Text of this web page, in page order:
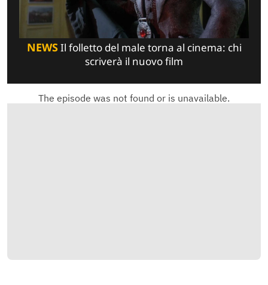
NEWSIl folletto del male torna al cinema: chi
scriverà il nuovo film